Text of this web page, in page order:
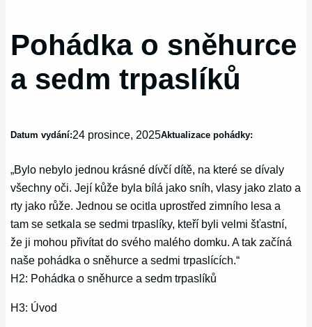
Pohádka o sněhurce
a sedm trpaslíků
Datum vydání:24 prosince, 2025Aktualizace pohádky:
„Bylo nebylo jednou krásné dívčí dítě, na které se dívaly
všechny oči. Její kůže byla bílá jako sníh, vlasy jako zlato a
rty jako růže. Jednou se ocitla uprostřed zimního lesa a
tam se setkala se sedmi trpaslíky, kteří byli velmi šťastní,
že ji mohou přivítat do svého malého domku. A tak začíná
naše pohádka o sněhurce a sedmi trpaslících.“
H2: Pohádka o sněhurce a sedm trpaslíků
H3: Úvod